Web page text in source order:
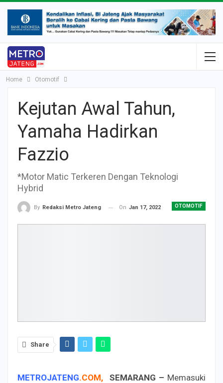
Home Otomotif
Kejutan Awal Tahun,
Yamaha Hadirkan
Fazzio
*Motor Matic Terkeren Dengan Teknologi
Hybrid
OTOMOTIF
By Redaksi Metro Jateng On Jan 17, 2022
Share
METROJATENG.COM, SEMARANG – Memasuki